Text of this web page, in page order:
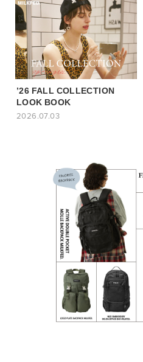
’26 FALL COLLECTION
LOOK BOOK
2026.07.03